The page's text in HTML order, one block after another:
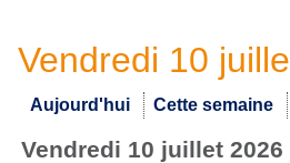
Vendredi 10
Aujourd'hui Cette semaine
vendredi 10 juillet 2026